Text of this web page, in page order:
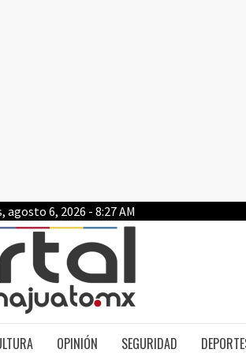
agosto 6, 2026 - 8:27 AM
OPINIÓN SEGURIDAD